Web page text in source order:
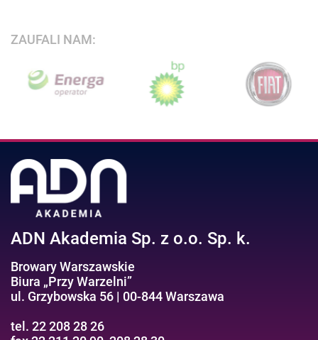
ZAUFALI NAM:
ADN Akademia Sp. z o.o. Sp. k.
Browary Warszawskie
Biura „Przy Warzelni”
ul. Grzybowska 56 | 00-844 Warszawa
tel. 22 208 28 26